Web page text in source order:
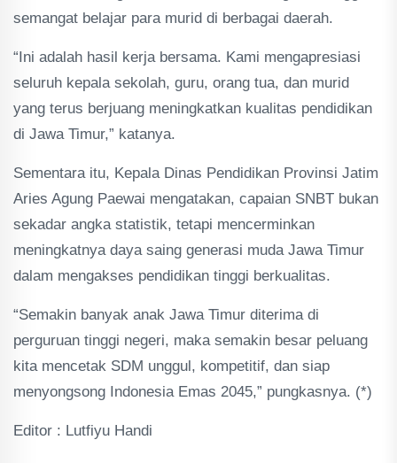
semangat belajar para murid di berbagai daerah.
“Ini adalah hasil kerja bersama. Kami mengapresiasi
seluruh kepala sekolah, guru, orang tua, dan murid
yang terus berjuang meningkatkan kualitas pendidikan
di Jawa Timur,” katanya.
Sementara itu, Kepala Dinas Pendidikan Provinsi Jatim
Aries Agung Paewai mengatakan, capaian SNBT bukan
sekadar angka statistik, tetapi mencerminkan
meningkatnya daya saing generasi muda Jawa Timur
dalam mengakses pendidikan tinggi berkualitas.
“Semakin banyak anak Jawa Timur diterima di
perguruan tinggi negeri, maka semakin besar peluang
kita mencetak SDM unggul, kompetitif, dan siap
menyongsong Indonesia Emas 2045,” pungkasnya. (*)
Editor : Lutfiyu Handi